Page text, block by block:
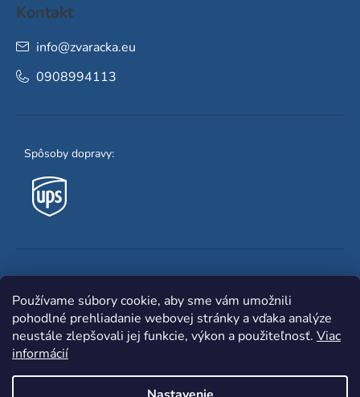
Používame súbory cookie, aby sme vám umožnili
pohodlné prehliadanie webovej stránky a vďaka analýze
neustále zlepšovali jej funkcie, výkon a použiteľnosť. Viac
informácií
Kontakt
info@zvaracka.eu
0908994113
Spôsoby dopravy: